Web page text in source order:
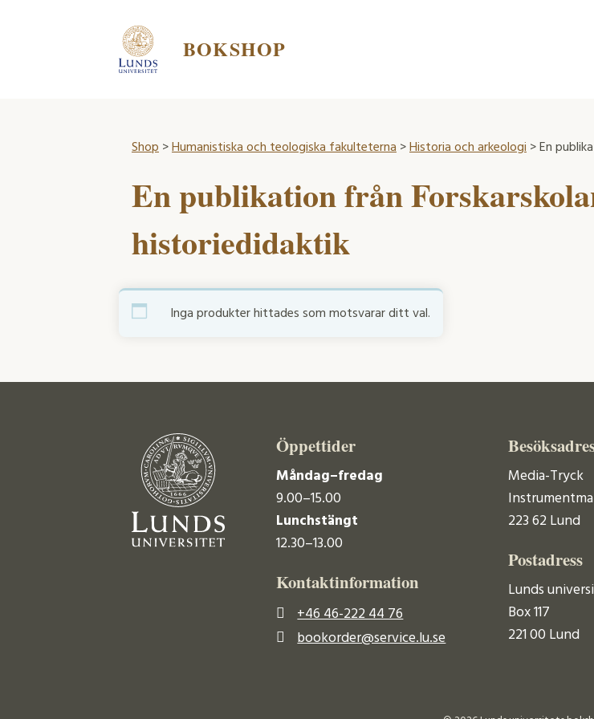
BOKSHOP
Shop>Humanistiska och teologiska fakulteterna>Historia och arkeologi> En
En publikation från
historiedidaktik
Inga produkter hittades som motsvarar ditt val.
Öppettider
Måndag–fredag
9.00–15.00
Lunchstängt
12.30–13.00
Kontaktinformation
+46 46-222 44 76
bookorder@service.lu.se
Media-Tryck
223 62 Lund
Postadress
Lunds
Box 117
221 00 Lund